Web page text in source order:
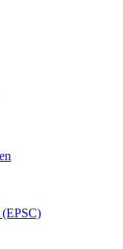
(EPSC)